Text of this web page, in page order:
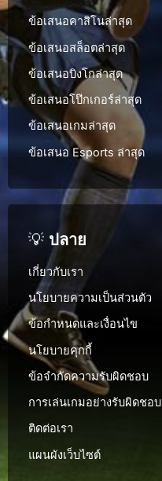
ข้อเสนอคาสิโนล่าสุด
ข้อเสนอสล็อตล่าสุด
ข้อเสนอบิงโกล่าสุด
ข้อเสนอโป๊กเกอร์ล่าสุด
ข้อเสนอเกมล่าสุด
ข้อเสนอ Esports ล่าสุด
💡 ปลาย
เกี่ยวกับเรา
นโยบายความเป็นส่วนตัว
ข้อกำหนดและเงื่อนไข
นโยบายคุกกี้
ข้อจำกัดความรับผิดชอบ
การเล่นเกมอย่างรับผิดชอบ
ติดต่อเรา
แผนผังเว็บไซต์